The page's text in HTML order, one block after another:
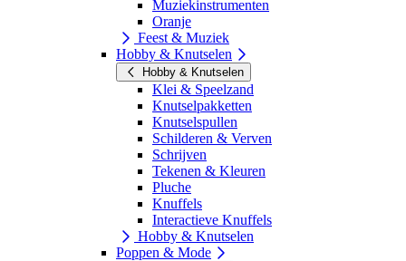
Muziekinstrumenten
Oranje
Feest & Muziek
Hobby & Knutselen
Hobby & Knutselen
Klei & Speelzand
Knutselpakketten
Knutselspullen
Schilderen & Verven
Schrijven
Tekenen & Kleuren
Pluche
Knuffels
Interactieve Knuffels
Hobby & Knutselen
Poppen & Mode